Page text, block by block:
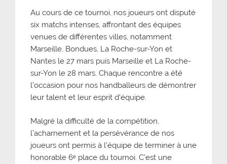
Au cours de ce tournoi, nos joueurs ont disputé
six matchs intenses, affrontant des équipes
venues de différentes villes, notamment
Marseille, Bondues, La Roche-sur-Yon et
Nantes le 27 mars puis Marseille et La Roche-
sur-Yon le 28 mars. Chaque rencontre a été
l’occasion pour nos handballeurs de démontrer
leur talent et leur esprit d’équipe.
Malgré la difficulté de la compétition,
l’acharnement et la persévérance de nos
joueurs ont permis à l’équipe de terminer à une
honorable 6ᵉ place du tournoi. C’est une